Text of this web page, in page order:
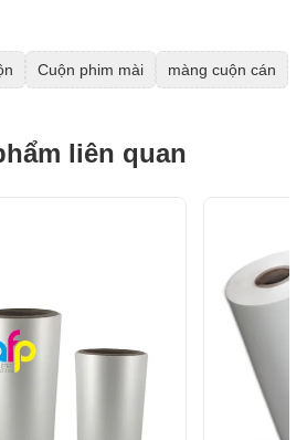
Cuộn phim mài màng cuộn cán
liên quan